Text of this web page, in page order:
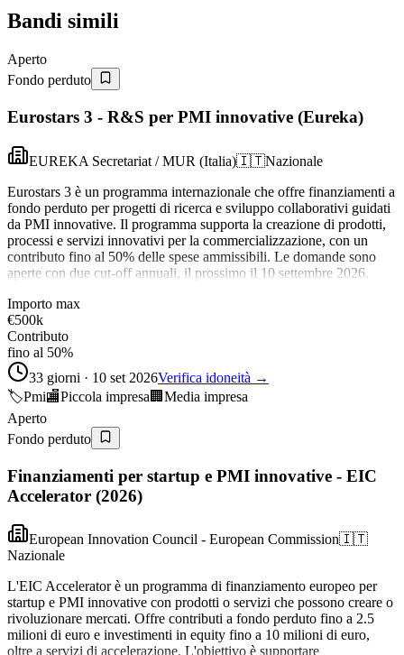
Bandi simili
Aperto
Fondo perduto
Eurostars 3 - R&S per PMI innovative (Eureka)
EUREKA Secretariat / MUR (Italia)🇮🇹Nazionale
Eurostars 3 è un programma internazionale che offre finanziamenti a
fondo perduto per progetti di ricerca e sviluppo collaborativi guidati
da PMI innovative. Il programma supporta la creazione di prodotti,
processi e servizi innovativi per la commercializzazione, con un
contributo fino al 50% delle spese ammissibili. Le domande sono
aperte con due cut-off annuali, il prossimo il 10 settembre 2026.
Importo max
€500k
Contributo
fino al 50%
33 giorni · 10 set 2026Verifica idoneità →
🏷️Pmi🏬Piccola impresa 🏢 Media impresa
Aperto
Fondo perduto
Finanziamenti per startup e PMI innovative - EIC
Accelerator (2026)
European Innovation Council - European Commission🇮🇹
Nazionale
L'EIC Accelerator è un programma di finanziamento europeo per
startup e PMI innovative con prodotti o servizi che possono creare o
rivoluzionare mercati. Offre contributi a fondo perduto fino a 2.5
milioni di euro e investimenti in equity fino a 10 milioni di euro,
oltre a servizi di accelerazione. L'obiettivo è supportare